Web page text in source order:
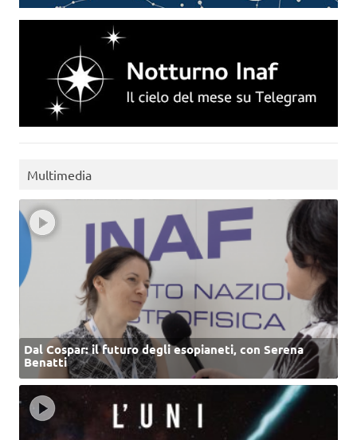
Multimedia
Dal Cospar: il futuro degli esopianeti, con Serena
Benatti